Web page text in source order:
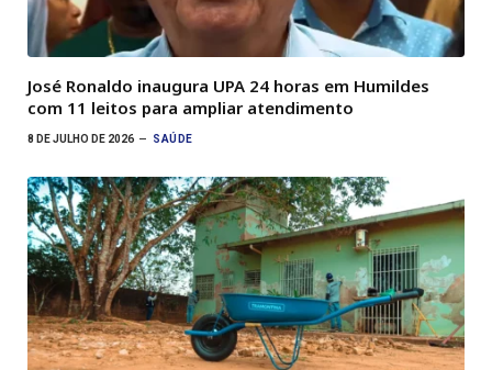
José Ronaldo inaugura UPA 24 horas em Humildes
com 11 leitos para ampliar atendimento
8 DE JULHO DE 2026 SAÚDE